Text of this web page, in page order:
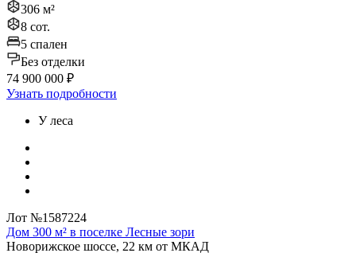
306 м²
8 сот.
5 спален
Без отделки
74 900 000 ₽
Узнать подробности
У леса
Лот №1587224
Дом 300 м² в поселке Лесные зори
Новорижское шоссе, 22 км от МКАД